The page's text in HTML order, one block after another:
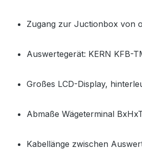
Zugang zur Juctionbox von
Auswertegerät: KERN KFB-
Großes LCD-Display,
Abmaße Wägeterminal
Kabellänge zwischen